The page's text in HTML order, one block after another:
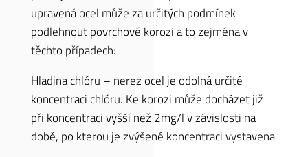
upravená ocel může za určitých podmínek
podlehnout povrchové korozi a to zejména v
těchto případech:
Hladina chlóru – nerez ocel je odolná určité
koncentraci chlóru. Ke korozi může docházet již
při koncentraci vyšší než 2mg/l v závislosti na
době, po kterou je zvýšené koncentraci vystavena